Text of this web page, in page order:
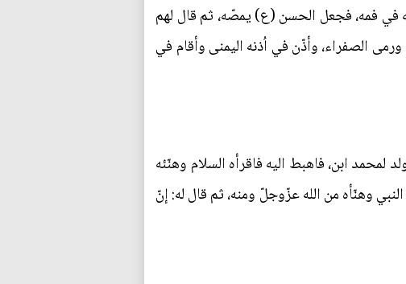
في فمه، فجعل الحسن (ع) يمصّه، ثم قال لهم
الصفراء، وأذّن في اُذنه اليمنى وأقام في
ابن، فاهبط اليه فاقرأه السلام وهنّئه
وهنّأه من الله عزّوجلّ ومنه، ثم قال له: إنّ